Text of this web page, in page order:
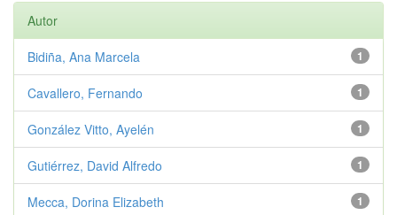
Autor
1
Bidiña, Ana Marcela
1
Cavallero, Fernando
1
González Vitto, Ayelén
1
Gutiérrez, David Alfredo
1
Mecca, Dorina Elizabeth